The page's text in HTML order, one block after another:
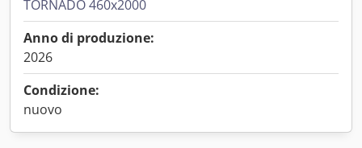
TORNADO 460x2000
Anno di produzione:
2026
Condizione:
nuovo